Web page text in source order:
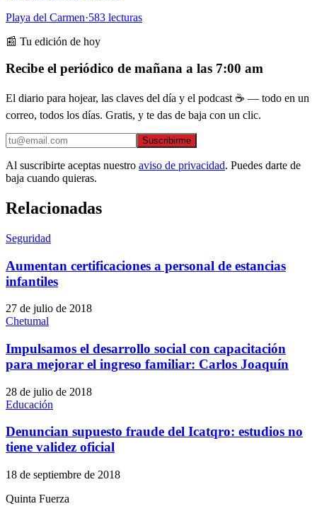
Playa del Carmen·583 lecturas
📰 Tu edición de hoy
Recibe el periódico de mañana a las 7:00 am
El diario para hojear, las claves del día y el podcast ☕ — todo en un
correo, todos los días. Gratis, y te das de baja con un clic.
Suscribirme
Al suscribirte aceptas nuestro aviso de privacidad. Puedes darte de
baja cuando quieras.
Relacionadas
Seguridad
Aumentan certificaciones a personal de estancias
infantiles
27 de julio de 2018
Chetumal
Impulsamos el desarrollo social con capacitación
para mejorar el ingreso familiar: Carlos Joaquín
28 de julio de 2018
Educación
Denuncian supuesto fraude del Icatqro: estudios no
tiene validez oficial
18 de septiembre de 2018
Quinta Fuerza